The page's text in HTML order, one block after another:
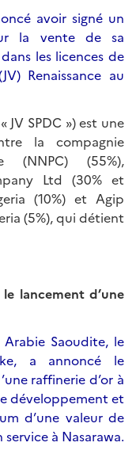
avoir signé un
la vente de sa
les licences de
Renaissance au
JV SPDC ») est une
la compagnie
(NNPC) (55%),
Ltd (30% et
(10%) et Agip
(5%), qui détient
lancement d’une
Arabie Saoudite, le
a annoncé le
raffinerie d’or à
développement et
d’une valeur de
à Nasarawa.